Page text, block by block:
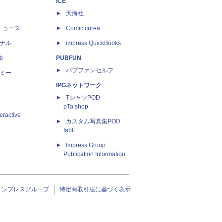
ュース
ル
ー
天海社
Comic curea
impress QuickBooks
PUBFUN
パブファンセルフ
IPGネットワーク
TシャツPOD
pTa.shop
カスタム写真集POD
fabli
Impress Group
Publication Information
ンプレスグループ 特定商取引法に基づく表示